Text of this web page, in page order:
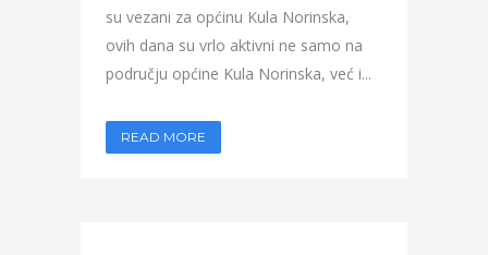
su vezani za općinu Kula Norinska,
ovih dana su vrlo aktivni ne samo na
području općine Kula Norinska, već i...
READ MORE